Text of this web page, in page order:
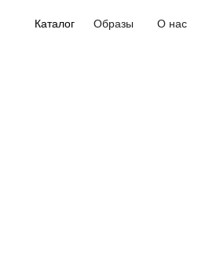
Каталог Образы О нас